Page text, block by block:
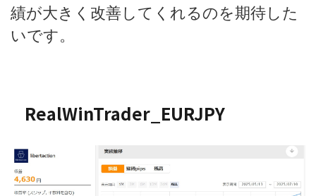
績が大きく改善してくれるのを期待した
いです。
RealWinTrader_EURJPY